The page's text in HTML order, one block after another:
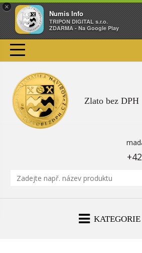
×
Numis Info
TRIPON DIGITAL s.r.o.
ZDARMA - Na Google Play
Zlato bez DPH
KATEGORIE